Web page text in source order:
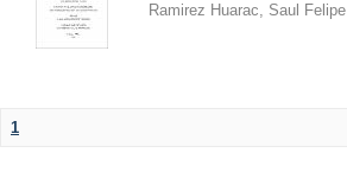
Ramirez Huarac, Saul Felipe
1